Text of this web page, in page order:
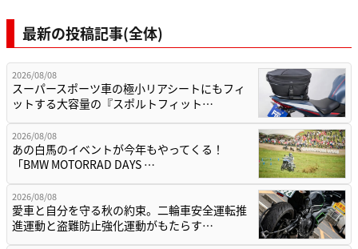
最新の投稿記事(全体)
2026/08/08
スーパースポーツ車の極小リアシートにもフィ
ットする大容量の『スポルトフィット…
2026/08/08
あの白馬のイベントが今年もやってくる！
「BMW MOTORRAD DAYS …
2026/08/08
愛車と自分を守る秋の約束。二輪車安全運転推
進運動と盗難防止強化運動がもたらす…